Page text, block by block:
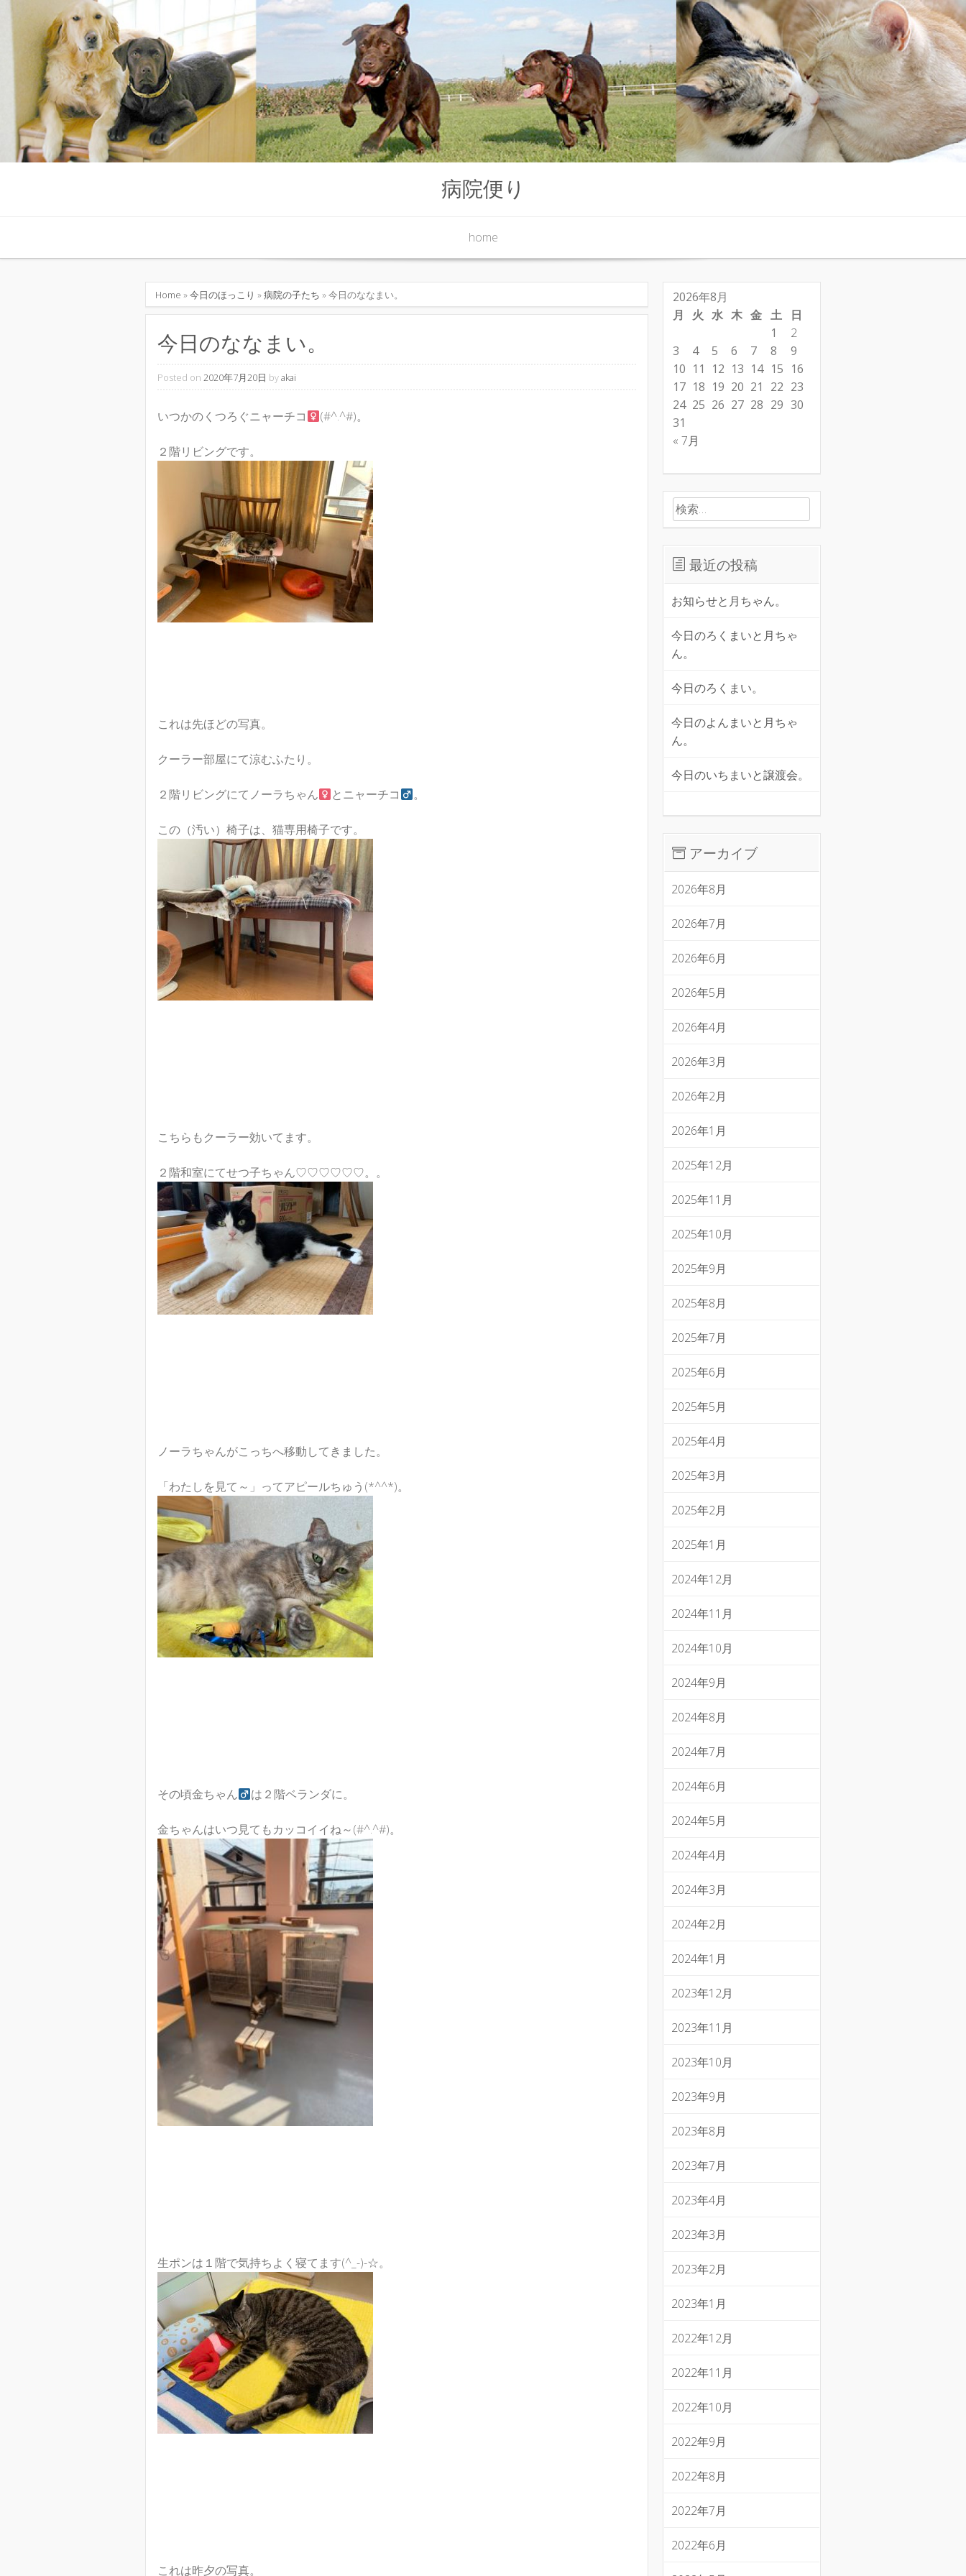
病院便り
home
Home »今日のほっこり »病院の子たち » 今日のななまい。
今日のななまい。
Posted on 2020年7月20日 byakai
いつかのくつろぐニャーチコ (#^.^#)。
２階リビングです。
これは先ほどの写真。
クーラー部屋にて涼むふたり。
２階リビングにてノーラちゃん とニャーチコ 。
この（汚い）椅子は、猫専用椅子です。
こちらもクーラー効いてます。
２階和室にてせつ子ちゃん♡♡♡♡♡♡。。
ノーラちゃんがこっちへ移動してきました。
「わたしを見て～」ってアピールちゅう(*^^*)。
その頃金ちゃん は２階ベランダに。
金ちゃんはいつ見てもカッコイイね～(#^.^#)。
生ポンは１階で気持ちよく寝てます(^_-)-☆。
これは昨夕の写真。
2026年8月
月
火 水 木 金 土 日
« 7月
1
2
3
4 5 6 7 8
9
10 11 12 13 14 15 16
17 18 19 20 21 22 23
24 25 26 27 28 29 30
31
検索:
最近の投稿
お知らせと月ちゃん。
今日のろくまいと月ちゃ
ん。
今日のろくまい。
今日のよんまいと月ちゃ
ん。
今日のいちまいと譲渡会。
アーカイブ
2026年8月
2026年7月
2026年6月
2026年5月
2026年4月
2026年3月
2026年2月
2026年1月
2025年12月
2025年11月
2025年10月
2025年9月
2025年8月
2025年7月
2025年6月
2025年5月
2025年4月
2025年3月
2025年2月
2025年1月
2024年12月
2024年11月
2024年10月
2024年9月
2024年8月
2024年7月
2024年6月
2024年5月
2024年4月
2024年3月
2024年2月
2024年1月
2023年12月
2023年11月
2023年10月
2023年9月
2023年8月
2023年7月
2023年4月
2023年3月
2023年2月
2023年1月
2022年12月
2022年11月
2022年10月
2022年9月
2022年8月
2022年7月
2022年6月